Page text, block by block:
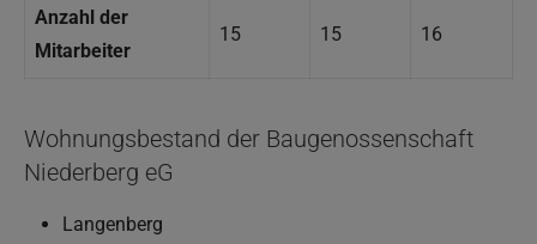
Anzahl der
Mitarbeiter
15 15 16
Wohnungsbestand der Baugenossenschaft
Niederberg eG
Langenberg